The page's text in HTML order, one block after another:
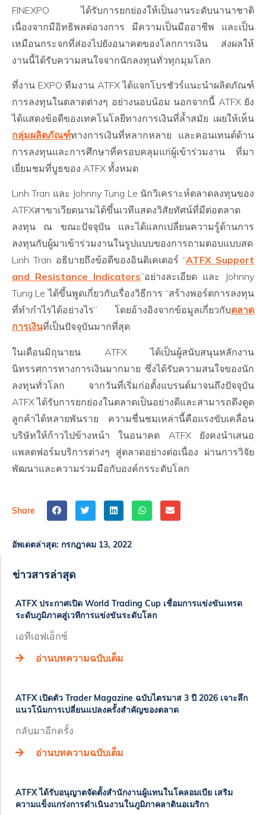
FINEXPO ได้รับการยกย่องให้เป็นงานระดับนานาชาติ
เนื่องจากมีอิทธิพลต่อวงการ มีความเป็นมืออาชีพ และเป็น
เหมือนกระจกที่ส่องไปยังอนาคตของโลกการเงิน ส่งผลให้
งานนี้ได้รับความสนใจจากนักลงทุนทั่วทุกมุมโลก
ที่งาน EXPO ทีมงาน ATFX ได้แจกโบรชัวร์แนะนำผลิตภัณฑ์
การลงทุนในตลาดต่างๆ อย่างนอบน้อม นอกจากนี้ ATFX ยัง
ได้แสดงข้อดีของเทคโนโลยีทางการเงินที่ล้ำสมัย เผยให้เห็น
กลุ่มผลิตภัณฑ์ทางการเงินที่หลากหลาย และคอนเทนต์ด้าน
การลงทุนและการศึกษาที่ครอบคลุมแก่ผู้เข้าร่วมงาน ที่มา
เยี่ยมชมที่บูธของ ATFX ทั้งหมด
Linh Tran และ Johnny Tung Le นักวิเคราะห์ตลาดลงทุนของ
ATFXสาขาเวียดนามได้ขึ้นเวทีแสดงวิสัยทัศน์ที่มีต่อตลาด
ลงทุน ณ ขณะปัจจุบัน และได้แลกเปลี่ยนความรู้ด้านการ
ลงทุนกับผู้มาเข้าร่วมงานในรูปแบบของการถามตอบแบบสด
Linh Tran อธิบายถึงข้อดีของอินดิเคเตอร์ “ATFX Support
and Resistance Indicators”อย่างละเอียด และ Johnny
Tung Le ได้ขึ้นพูดเกี่ยวกับเรื่องวิธีการ “สร้างพอร์ตการลงทุน
ที่ทำกำไรได้อย่างไร” โดยอ้างอิงจากข้อมูลเกี่ยวกับตลาด
การเงินที่เป็นปัจจุบันมากที่สุด
ในเดือนมิถุนายน ATFX ได้เป็นผู้สนับสนุนหลักงาน
นิทรรศการทางการเงินมากมาย ซึ่งได้รับความสนใจของนัก
ลงทุนทั่วโลก จากวันที่เริ่มก่อตั้งแบรนด์มาจนถึงปัจจุบัน
ATFX ได้รับการยกย่องในตลาดเป็นอย่างดีและสามารถดึงดูด
ลูกค้าได้หลายพันราย ความชื่นชมเหล่านี้คือแรงขับเคลื่อน
บริษัทให้ก้าวไปข้างหน้า ในอนาคต ATFX ยังคงนำเสนอ
แพลตฟอร์มบริการต่างๆ สู่ตลาดอย่างต่อเนื่อง ผ่านการวิจัย
พัฒนาและความร่วมมือกับองค์กรระดับโลก
Share
อัพเดตล่าสุด: กรกฎาคม 13, 2022
ข่าวสารล่าสุด
ATFX ประกาศเปิด World Trading Cup เชื่อมการแข่งขันเทรด
ระดับภูมิภาคสู่เวทีการแข่งขันระดับโลก
เอทีเอฟเอ็กซ์
อ่านบทความฉบับเต็ม
​​ATFX เปิดตัว Trader Magazine ฉบับไตรมาส 3 ปี 2026 เจาะลึก
แนวโน้มการเปลี่ยนแปลงครั้งสำคัญของตลาด​
กลับมาอีกครั้ง
อ่านบทความฉบับเต็ม
​​ATFX ได้รับอนุญาตจัดตั้งสำนักงานผู้แทนในโคลอมเบีย เสริม
ความแข็งแกร่งการดำเนินงานในภูมิภาคลาตินอเมริกา ​